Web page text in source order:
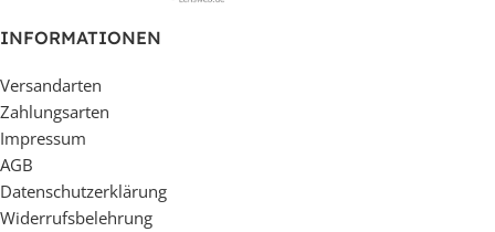
INFORMATIONEN
Versandarten
Zahlungsarten
Impressum
AGB
Datenschutzerklärung
Widerrufsbelehrung